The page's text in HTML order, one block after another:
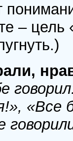
– цель
«Все